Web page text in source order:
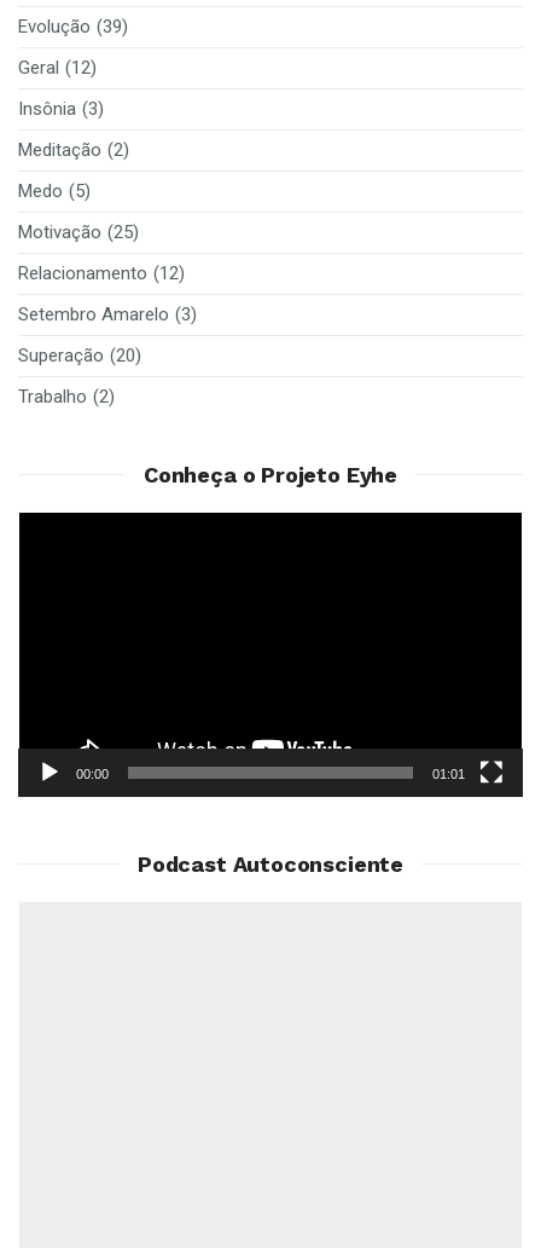
Evolução (39)
Geral (12)
Insônia (3)
Meditação (2)
Medo (5)
Motivação (25)
Relacionamento (12)
Setembro Amarelo (3)
Superação (20)
Trabalho (2)
Conheça o Projeto Eyhe
00:00 01:01
Podcast Autoconsciente